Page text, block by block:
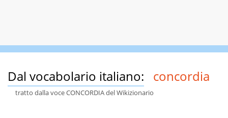
Dal vocabolario italiano: concordia
tratto dalla voce CONCORDIA del Wikizionario